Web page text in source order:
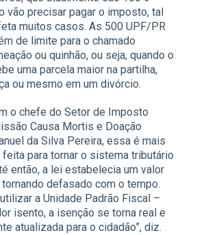
vão precisar pagar o imposto, tal
muitos casos. As 500 UPF/PR
de limite para o chamado
ou quinhão, ou seja, quando o
uma parcela maior na partilha,
ou mesmo em um divórcio.
o chefe do Setor de Imposto
Causa Mortis e Doação
da Silva Pereira, essa é mais
feita para tornar o sistema tributário
então, a lei estabelecia um valor
defasado com o tempo.
a Unidade Padrão Fiscal –
isento, a isenção se torna real e
atualizada para o cidadão”, diz.